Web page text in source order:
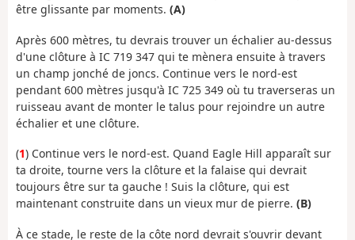
être glissante par moments. (A)
Après 600 mètres, tu devrais trouver un échalier au-dessus
d'une clôture à IC 719 347 qui te mènera ensuite à travers
un champ jonché de joncs. Continue vers le nord-est
pendant 600 mètres jusqu'à IC 725 349 où tu traverseras un
ruisseau avant de monter le talus pour rejoindre un autre
échalier et une clôture.
(1) Continue vers le nord-est. Quand Eagle Hill apparaît sur
ta droite, tourne vers la clôture et la falaise qui devrait
toujours être sur ta gauche ! Suis la clôture, qui est
maintenant construite dans un vieux mur de pierre. (B)
À ce stade, le reste de la côte nord devrait s'ouvrir devant